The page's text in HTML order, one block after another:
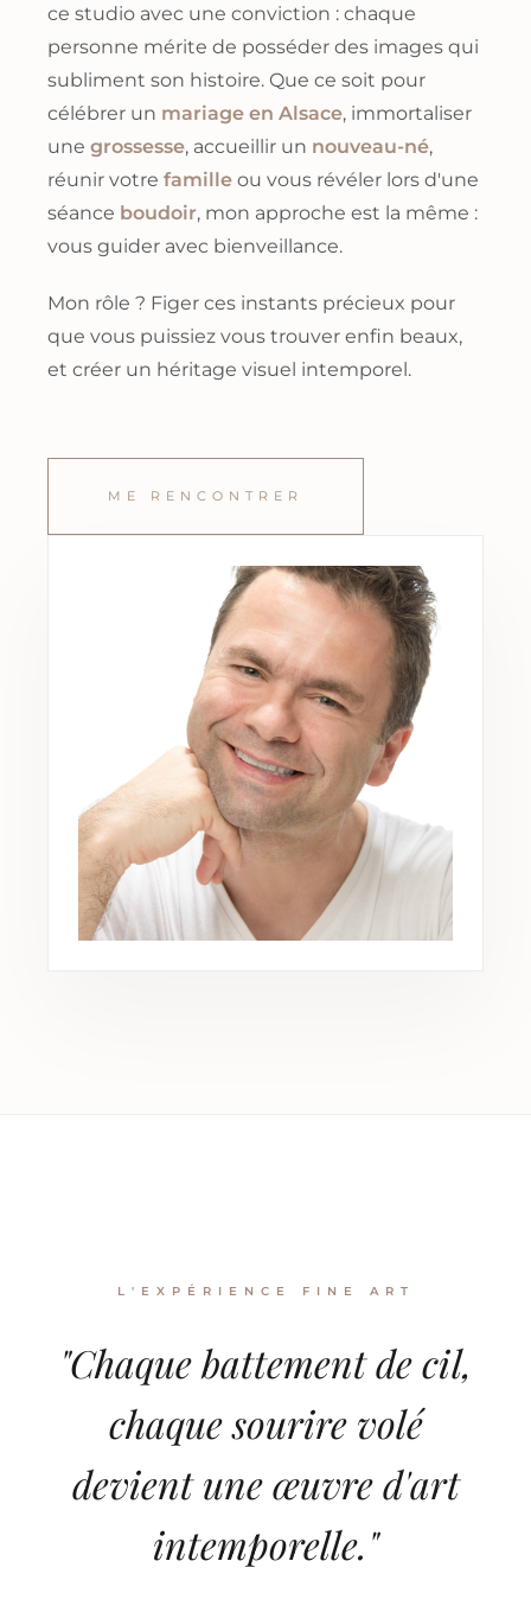
ce studio avec une conviction : chaque
personne mérite de posséder des images qui
subliment son histoire. Que ce soit pour
célébrer un mariage en Alsace, immortaliser
une grossesse, accueillir un nouveau-né,
réunir votre famille ou vous révéler lors d'une
séance boudoir, mon approche est la même :
vous guider avec bienveillance.
Mon rôle ? Figer ces instants précieux pour
que vous puissiez vous trouver enfin beaux,
et créer un héritage visuel intemporel.
ME RENCONTRER
L'EXPÉRIENCE FINE ART
"Chaque battement de cil,
chaque sourire volé
devient une œuvre d'art
intemporelle."